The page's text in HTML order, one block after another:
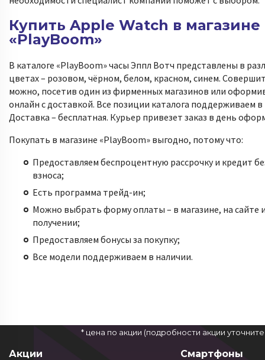
Купить Apple Watch в магазине
«PlayBoom»
В каталоге «PlayBoom» часы Эппл Вотч представлены в
цветах – розовом, чёрном, белом, красном, синем.
можно, посетив один из фирменных магазинов или
онлайн с доставкой. Все позиции каталога поддерживаем в
Доставка – бесплатная. Курьер привезет заказ в день
Покупать в магазине «PlayBoom» выгодно, потому что:
Предоставляем беспроцентную рассрочку и кредит
взноса;
Есть программа трейд-ин;
Можно выбрать форму оплаты – в магазине, на сайте
получении;
Предоставляем бонусы за покупку;
Все модели поддерживаем в наличии.
* цена по акции (подробности акции
Акции
Смартфоны